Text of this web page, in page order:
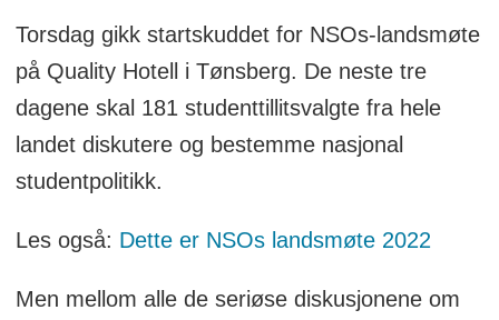
Torsdag gikk startskuddet for NSOs-landsmøte
på Quality Hotell i Tønsberg. De neste tre
dagene skal 181 studenttillitsvalgte fra hele
landet diskutere og bestemme nasjonal
studentpolitikk.
Les også: Dette er NSOs landsmøte 2022
Men mellom alle de seriøse diskusjonene om